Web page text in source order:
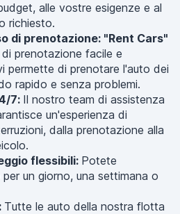
alle vostre esigenze e al
richiesto.
di prenotazione: "Rent Cars"
prenotazione facile e
permette di prenotare l'auto dei
rapido e senza problemi.
7: Il nostro team di assistenza
un'esperienza di
dalla prenotazione alla
flessibili: Potete
un giorno, una settimana o
Tutte le auto della nostra flotta